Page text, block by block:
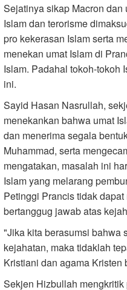
Sejatinya sikap Macron
Islam dan terorisme
pro kekerasan Islam serta
menekan umat Islam di
Islam. Padahal tokoh-tokoh
ini.
Sayid Hasan Nasrullah,
menekankan bahwa umat
dan menerima segala
Muhammad, serta
mengatakan, masalah ini
Islam yang melarang
Petinggi Prancis tidak
bertanggug jawab atas
"Jika kita berasumsi bahwa
kejahatan, maka tidaklah
Kristiani dan agama
Sekjen Hizbullah